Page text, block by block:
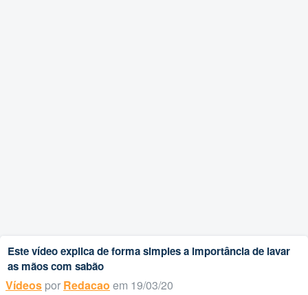
Este vídeo explica de forma simples a importância de lavar
as mãos com sabão
Vídeos por Redacao em 19/03/20